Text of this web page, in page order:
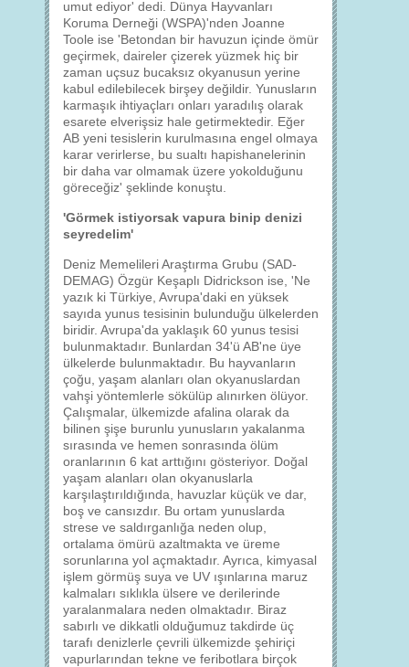
umut ediyor' dedi. Dünya Hayvanları
Koruma Derneği (WSPA)'nden Joanne
Toole ise 'Betondan bir havuzun içinde ömür
geçirmek, daireler çizerek yüzmek hiç bir
zaman uçsuz bucaksız okyanusun yerine
kabul edilebilecek birşey değildir. Yunusların
karmaşık ihtiyaçları onları yaradılış olarak
esarete elverişsiz hale getirmektedir. Eğer
AB yeni tesislerin kurulmasına engel olmaya
karar verirlerse, bu sualtı hapishanelerinin
bir daha var olmamak üzere yokolduğunu
göreceğiz' şeklinde konuştu.
'Görmek istiyorsak vapura binip denizi
seyredelim'
Deniz Memelileri Araştırma Grubu (SAD-
DEMAG) Özgür Keşaplı Didrickson ise, 'Ne
yazık ki Türkiye, Avrupa'daki en yüksek
sayıda yunus tesisinin bulunduğu ülkelerden
biridir. Avrupa'da yaklaşık 60 yunus tesisi
bulunmaktadır. Bunlardan 34'ü AB'ne üye
ülkelerde bulunmaktadır. Bu hayvanların
çoğu, yaşam alanları olan okyanuslardan
vahşi yöntemlerle sökülüp alınırken ölüyor.
Çalışmalar, ülkemizde afalina olarak da
bilinen şişe burunlu yunusların yakalanma
sırasında ve hemen sonrasında ölüm
oranlarının 6 kat arttığını gösteriyor. Doğal
yaşam alanları olan okyanuslarla
karşılaştırıldığında, havuzlar küçük ve dar,
boş ve cansızdır. Bu ortam yunuslarda
strese ve saldırganlığa neden olup,
ortalama ömürü azaltmakta ve üreme
sorunlarına yol açmaktadır. Ayrıca, kimyasal
işlem görmüş suya ve UV ışınlarına maruz
kalmaları sıklıkla ülsere ve derilerinde
yaralanmalara neden olmaktadır. Biraz
sabırlı ve dikkatli olduğumuz takdirde üç
tarafı denizlerle çevrili ülkemizde şehiriçi
vapurlarından tekne ve feribotlara birçok